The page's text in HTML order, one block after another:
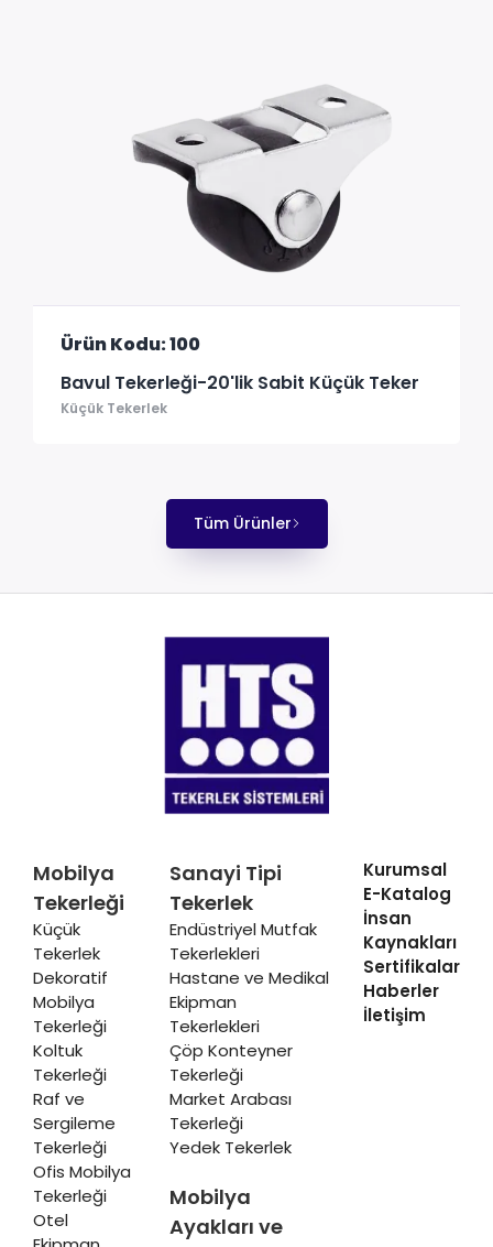
Ürün Kodu: 100
Bavul Tekerleği-20'lik Sabit Küçük Teker
Küçük Tekerlek
Tüm Ürünler
Mobilya
Tekerleği
Küçük
Tekerlek
Dekoratif
Mobilya
Tekerleği
Koltuk
Tekerleği
Raf ve
Sergileme
Tekerleği
Ofis Mobilya
Tekerleği
Otel
Sanayi Tipi
Tekerlek
Endüstriyel Mutfak
Tekerlekleri
Hastane ve Medikal
Ekipman
Tekerlekleri
Çöp Konteyner
Tekerleği
Market Arabası
Tekerleği
Yedek Tekerlek
Mobilya
Ayakları ve
Kurumsal
E-Katalog
İnsan
Kaynakları
Sertifikalar
Haberler
İletişim